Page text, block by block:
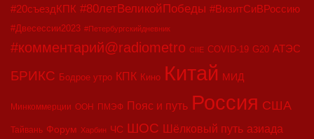
#20съездКПК #80летВеликойПобеды #ВизитСиВРоссию
#Двесессии2023 #Петербургскийдневник
#комментарий@radiometro CIIE COVID-19 G20 АТЭС
БРИКС Бодрое утро КПК Кино Китай МИД
Минкоммерции ООН ПМЭФ Пояс и путь Россия США
Тайвань Форум Харбин ЧС ШОС Шёлковый путь азиада